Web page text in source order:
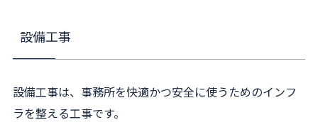
設備工事
設備工事は、事務所を快適かつ安全に使うためのインフ
ラを整える工事です。